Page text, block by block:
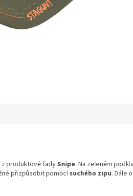
z produktové řadySnipe. Na zeleném
přizpůsobit pomocísuchého zipu. Dále